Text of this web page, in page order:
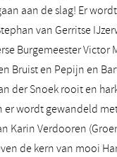
aan de slag! Er
van Gerritse
Burgemeester Victor
Bruist en Pepijn en
der Snoek rooit en
er wordt gewandeld
Karin Verdooren
de kern van mooi